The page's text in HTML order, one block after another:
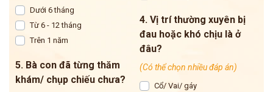
Dưới 6 tháng
Từ 6 - 12 tháng
Trên 1 năm
5. Bà con đã từng thăm
khám/ chụp chiếu chưa?
4. Vị trí thường xuyên bị
đau hoặc khó chịu là ở
đâu?
(Có thể chọn nhiều đáp án)
Cổ/ Vai/ gáy